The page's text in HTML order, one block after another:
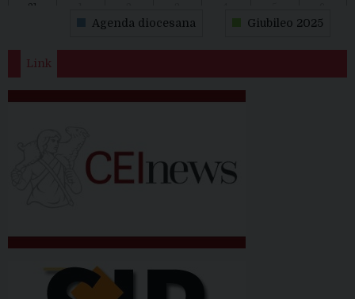
31
Agenda diocesana Giubileo 2025
Link